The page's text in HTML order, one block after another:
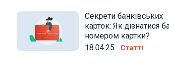
Секрети банківських
карток: Як дізнатися
номером картки?
18.04.25
Статті